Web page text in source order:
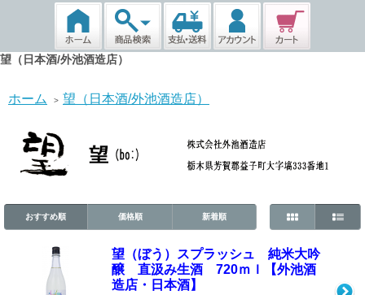
望（日本酒/外池酒造店）
ホーム > 望（日本酒/外池酒造店）
おすすめ順 価格順 新着順
望（ぼう）スプラッシュ 純米大吟
醸 直汲み生酒 720ｍｌ【外池酒
造店・日本酒】